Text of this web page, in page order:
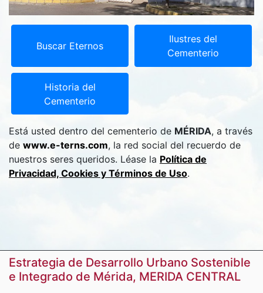
Buscar Eternos
Ilustres del
Cementerio
Historia del
Cementerio
Está usted dentro del cementerio de MÉRIDA, a través
de www.e-terns.com, la red social del recuerdo de
nuestros seres queridos. Léase la Política de
Privacidad, Cookies y Términos de Uso.
Estrategia de Desarrollo Urbano Sostenible
e Integrado de Mérida, MERIDA CENTRAL